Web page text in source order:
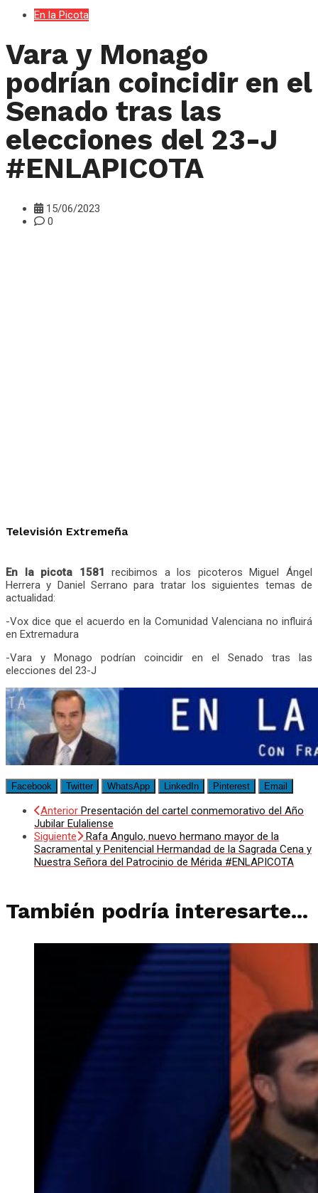
En la Picota
Vara y Monago
podrían coincidir en el
Senado tras las
elecciones del 23-J
#ENLAPICOTA
15/06/2023
0
Televisión Extremeña
En la picota 1581 recibimos a los picoteros Miguel Ángel
Herrera y Daniel Serrano para tratar los siguientes temas de
actualidad:
-Vox dice que el acuerdo en la Comunidad Valenciana no influirá
en Extremadura
-Vara y Monago podrían coincidir en el Senado tras las
elecciones del 23-J
Facebook Twitter WhatsApp LinkedIn Pinterest Email
Anterior Presentación del cartel conmemorativo del Año
Jubilar Eulaliense
Siguiente
Rafa Angulo, nuevo hermano mayor de la
Sacramental y Penitencial Hermandad de la Sagrada Cena y
Nuestra Señora del Patrocinio de Mérida #ENLAPICOTA
También podría interesarte...